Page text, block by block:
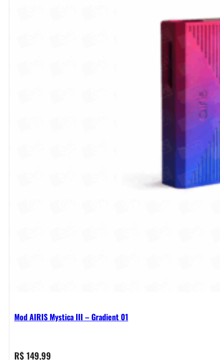
Mod AIRIS Mystica III – Gradient 01
R$149,99